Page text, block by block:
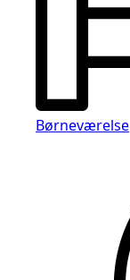
Børneværelse